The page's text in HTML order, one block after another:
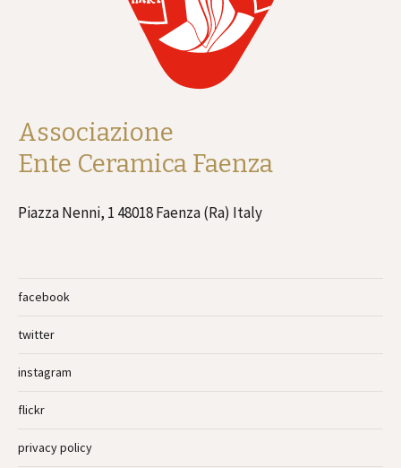
Associazione
Ente Ceramica Faenza
Piazza Nenni, 1 48018 Faenza (Ra) Italy
facebook
twitter
instagram
flickr
privacy policy